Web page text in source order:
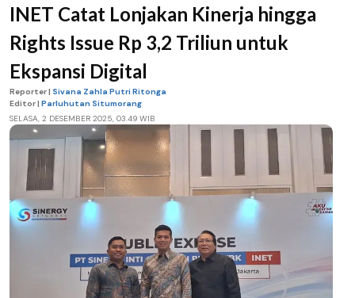
INET Catat Lonjakan Kinerja hingga
Rights Issue Rp 3,2 Triliun untuk
Ekspansi Digital
Reporter | Sivana Zahla Putri Ritonga
Editor | Parluhutan Situmorang
SELASA, 2 DESEMBER 2025, 03.49 WIB